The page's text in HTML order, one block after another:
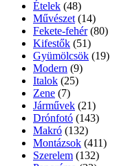
Ételek (48)
Művészet (14)
Fekete-fehér (80)
Kifestők (51)
Gyümölcsök (19)
Modern (9)
Italok (25)
Zene (7)
Járművek (21)
Drónfotó (143)
Makró (132)
Montázsok (411)
Szerelem (132)